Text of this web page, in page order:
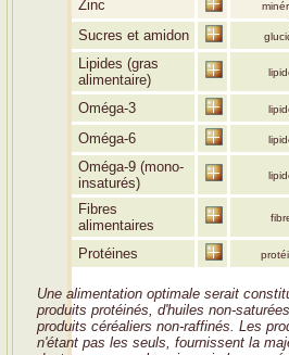
Zinc
Sucres et amidon
Lipides (gras
alimentaire)
Oméga-3
Oméga-6
Oméga-9 (mono-
insaturés)
Fibres
alimentaires
Protéines
Une alimentation optimale serait
produits protéinés, d'huiles non-
produits céréaliers non-raffinés. Les
n'étant pas les seuls, fournissent la